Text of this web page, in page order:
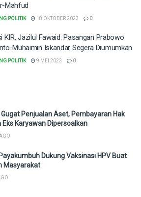
Mahfud
POLITIK 18 OKTOBER 2023 0
KIR, Jazilul Fawaid: Pasangan Prabowo
Muhaimin Iskandar Segera Diumumkan
POLITIK 9 MEI 2023 0
Penjualan Aset, Pembayaran Hak
Eks Karyawan Dipersoalkan
Dukung Vaksinasi HPV Buat
Masyarakat